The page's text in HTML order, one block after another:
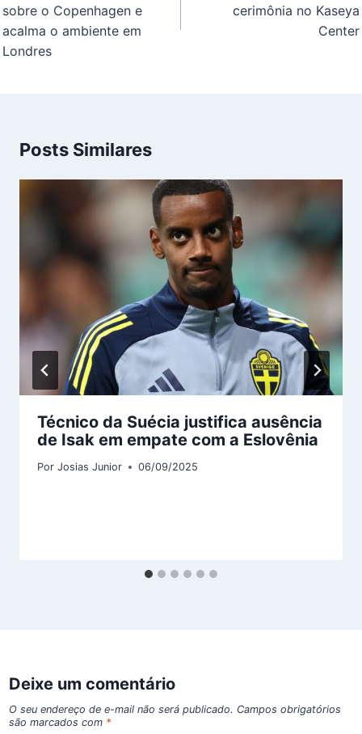
sobre o Copenhagen e
acalma o ambiente em
Londres
cerimônia no Kaseya
Center
Posts Similares
Técnico da Suécia justifica ausência
de Isak em empate com a Eslovênia
Por Josias Junior 06/09/2025
Deixe um comentário
O seu endereço de e-mail não será publicado. Campos obrigatórios
são marcados com *